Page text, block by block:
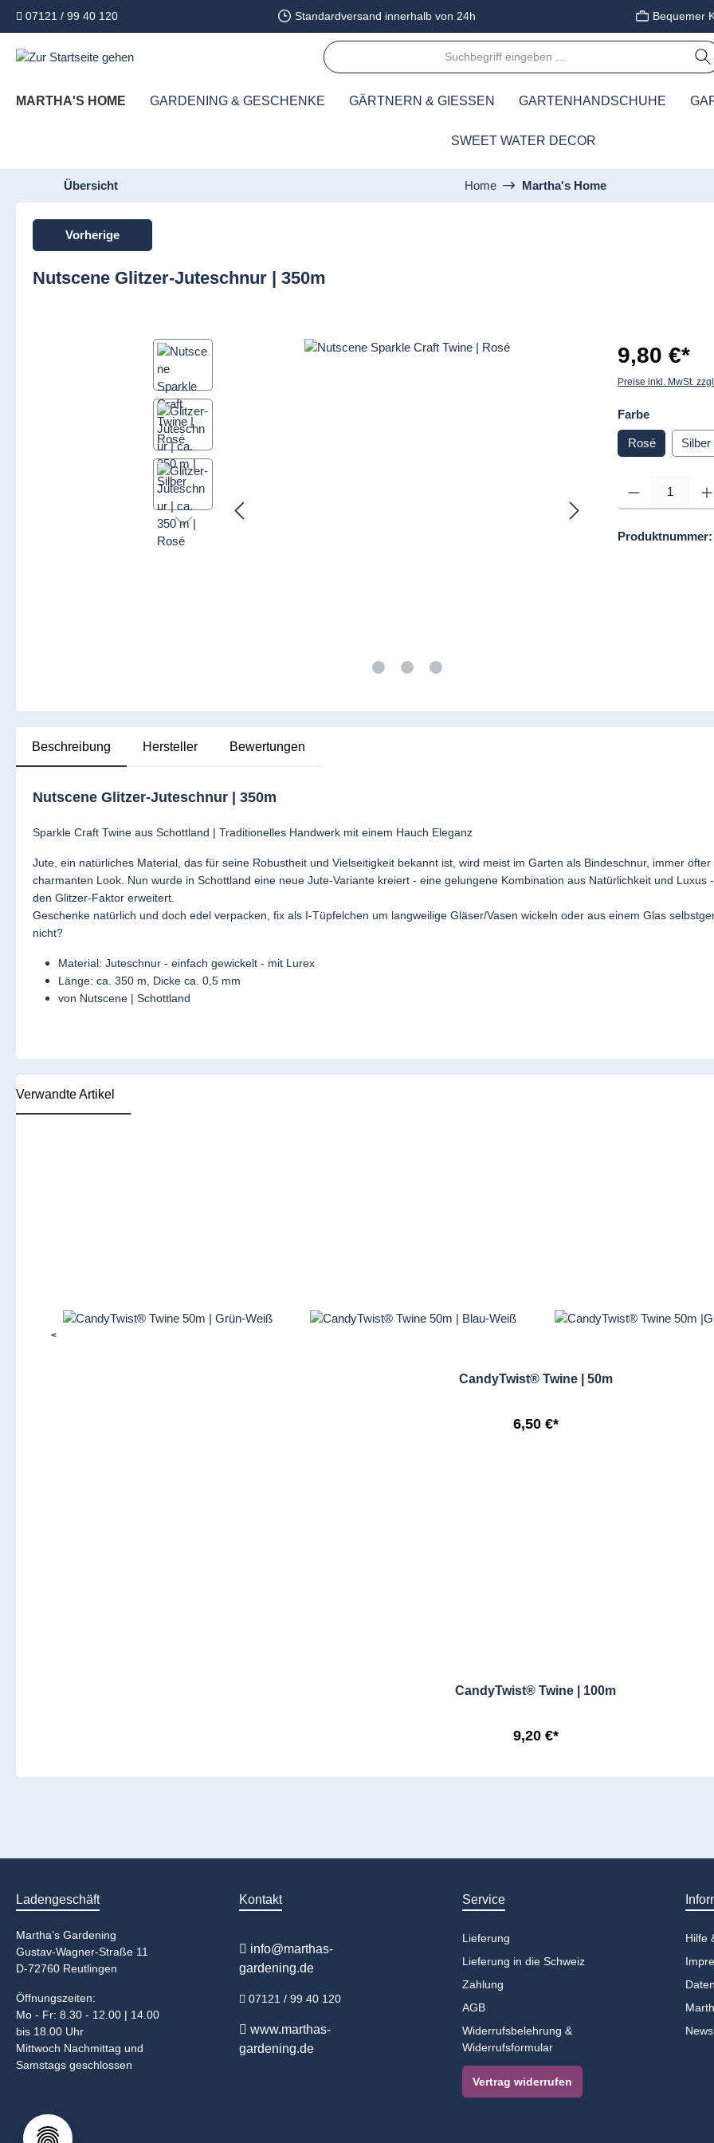
Zur Hauptnavigation springen
07121 / 99 40 120 Standardversand innerhalb von 24h Bequemer
MARTHA'S HOME GARDENING & GESCHENKE GÄRTNERN & GIESSEN GARTENHANDSCHUHE
SWEET WATER DECOR
Übersicht Home Martha's Home
Vorherige
Nutscene Glitzer-Juteschnur | 350m
Bildergalerie überspringen 9,80 €*
Preise inkl. MwSt.
Farbeauswählen
Rosé Silber
Beschreibung Hersteller Bewertungen
Nutscene Glitzer-Juteschnur | 350m
Sparkle Craft Twine aus Schottland | Traditionelles Handwerk mit einem Hauch Eleganz
Jute, ein natürliches Material, das für seine Robustheit und Vielseitigkeit bekannt ist, wird meist im Garten als Bindeschnur, immer
charmanten Look. Nun wurde in Schottland eine neue Jute-Variante kreiert - eine gelungene Kombination aus Natürlichkeit und
den Glitzer-Faktor erweitert.
Geschenke natürlich und doch edel verpacken, fix als I-Tüpfelchen um langweilige Gläser/Vasen wickeln oder aus einem Glas
nicht?
Material: Juteschnur - einfach gewickelt - mit Lurex
Länge: ca. 350 m, Dicke ca. 0,5 mm
von Nutscene | Schottland
Verwandte Artikel
<
CandyTwist® Twine | 50m
6,50 €*
CandyTwist® Twine | 100m
9,20 €*
Ladengeschäft
Martha’s Gardening
Gustav-Wagner-Straße 11
D-72760 Reutlingen
Öffnungszeiten:
Mo - Fr: 8.30 - 12.00 | 14.00
bis 18.00 Uhr
Mittwoch Nachmittag und
Samstags geschlossen
Service
Lieferung
Lieferung in die Schweiz
Zahlung
AGB
Widerrufsbelehrung &
Widerrufsformular
Vertrag widerrufen
Hilfe
Kontakt
info@marthas-
gardening.de
07121 / 99 40 120
www.marthas-
gardening.de